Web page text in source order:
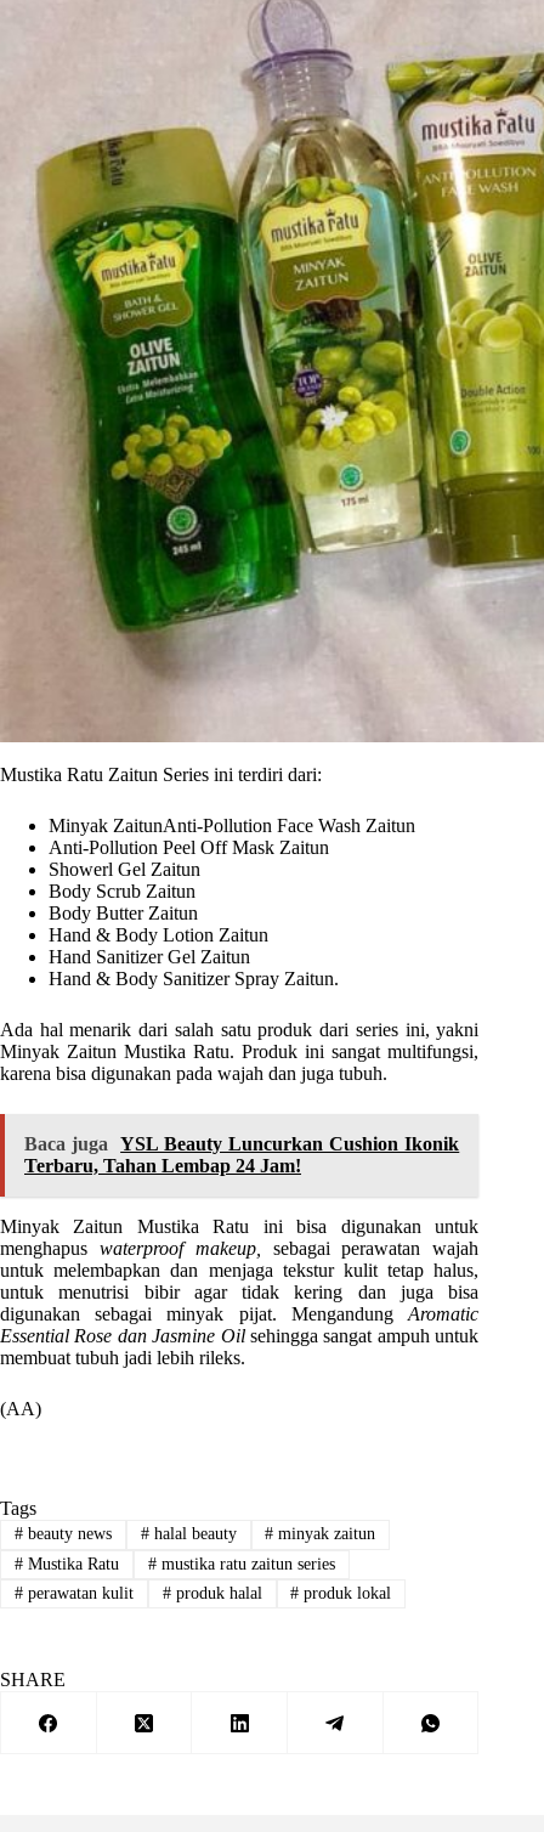
Mustika Ratu Zaitun Series ini terdiri dari:
Minyak ZaitunAnti-Pollution Face Wash Zaitun
Anti-Pollution Peel Off Mask Zaitun
Showerl Gel Zaitun
Body Scrub Zaitun
Body Butter Zaitun
Hand & Body Lotion Zaitun
Hand Sanitizer Gel Zaitun
Hand & Body Sanitizer Spray Zaitun.
Ada hal menarik dari salah satu produk dari series ini, yakni
Minyak Zaitun Mustika Ratu. Produk ini sangat multifungsi,
karena bisa digunakan pada wajah dan juga tubuh.
Baca juga
YSL Beauty Luncurkan Cushion Ikonik
Terbaru, Tahan Lembap 24 Jam!
Minyak Zaitun Mustika Ratu ini bisa digunakan untuk
menghapus waterproof makeup, sebagai perawatan wajah
untuk melembapkan dan menjaga tekstur kulit tetap halus,
untuk menutrisi bibir agar tidak kering dan juga bisa
digunakan sebagai minyak pijat. MengandungAromatic
Essential Rose dan Jasmine Oilsehingga sangat ampuh untuk
membuat tubuh jadi lebih rileks.
(AA)
Tags
#beauty news #halal beauty # minyak zaitun
#Mustika Ratu #mustika ratu zaitun series
#perawatan kulit #produk halal # produk lokal
SHARE